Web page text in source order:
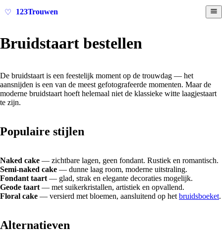
♡ 123Trouwen
Bruidstaart bestellen
De bruidstaart is een feestelijk moment op de trouwdag — het
aansnijden is een van de meest gefotografeerde momenten. Maar de
moderne bruidstaart hoeft helemaal niet de klassieke witte laagjestaart
te zijn.
Populaire stijlen
Naked cake — zichtbare lagen, geen fondant. Rustiek en romantisch.
Semi-naked cake — dunne laag room, moderne uitstraling.
Fondant taart — glad, strak en elegante decoraties mogelijk.
Geode taart — met suikerkristallen, artistiek en opvallend.
Floral cake — versierd met bloemen, aansluitend op het bruidsboeket.
Alternatieven